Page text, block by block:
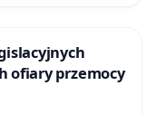
ofiary przemocy